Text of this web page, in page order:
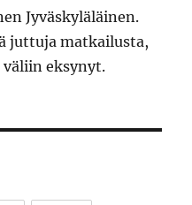
Jyväskyläläinen.
juttuja matkailusta,
väliin eksynyt.